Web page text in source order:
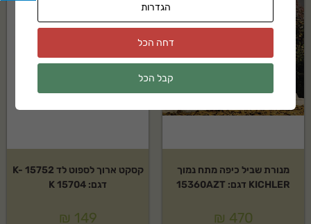
מנורת שביל כיפה מתח נמוך
KICHLER דגם: 15360AZT
₪ 470
קסקט ארוך לספוט לד K- 15752
דגם: K 15704
₪ 149
הגדרות
דחה הכל
קבל הכל